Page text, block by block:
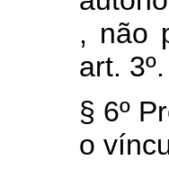
, não
art. 3º.
§ 6º
o